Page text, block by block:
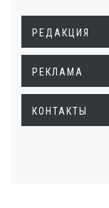
РЕДАКЦИЯ
РЕКЛАМА
КОНТАКТЫ